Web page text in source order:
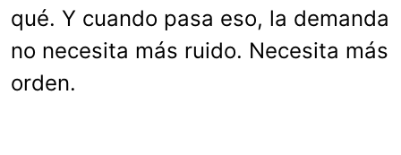
qué. Y cuando pasa eso, la demanda
no necesita más ruido. Necesita más
orden.